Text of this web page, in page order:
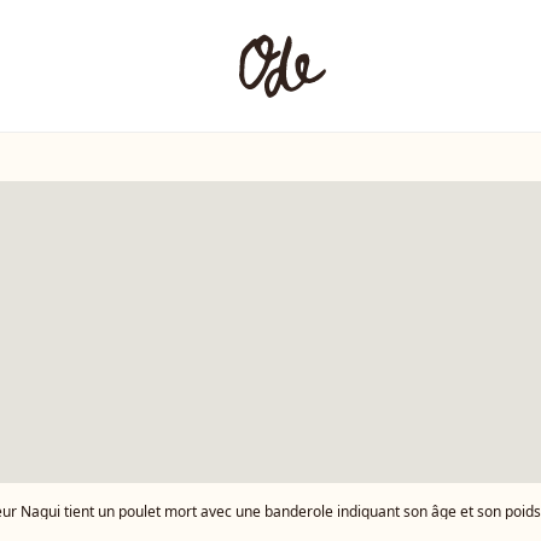
avec une banderole indiquant son âge et son poids au moment de sa mort lors d'une manifestation appelée par l'association française de défense des animaux L214 sur l'esplanade des Droits de l'Homme du Trocadéro à Paris, le 15 février 2024, pour sensibiliser et